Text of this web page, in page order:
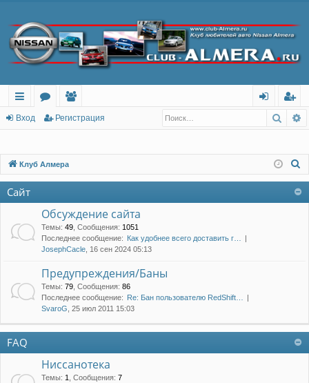
с
лк
и
о
м
ы
ол
ов
ат
ел
и
ег
тр
ац
ия
Вход Регистрация
Клуб Алмера
Сайт
Обсуждение сайта
Темы: 49 Сообщения: 1051
Последнее сообщение: Как удобнее всего доставить г…
JosephCacle , 16 сен 2024 05:13
Предупреждения/Баны
Темы: 79 Сообщения: 86
Последнее сообщение: Re: Бан пользователю RedShift…
SvaroG , 25 июл 2011 15:03
FAQ
Ниссанотека
Темы: 1 Сообщения: 7